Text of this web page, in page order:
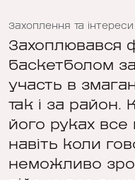
Захоплення та інтереси
Захоплювався
баскетболом
участь в
так і за район.
його руках все
навіть коли
неможливо